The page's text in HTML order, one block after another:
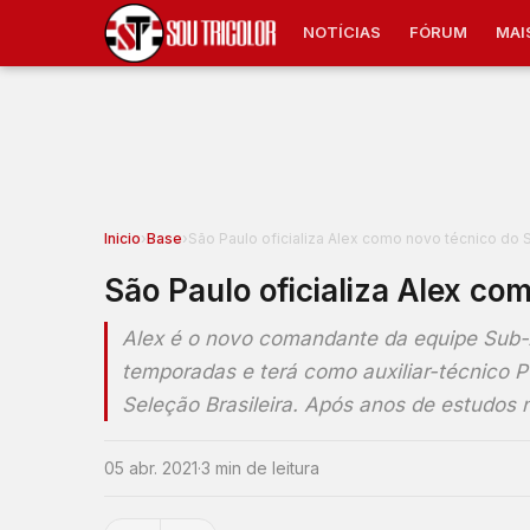
NOTÍCIAS FÓRUM
Inicio›Base›São Paulo oficializa Alex como novo técnico do
São Paulo oficializa Alex
Alex é o novo comandante da equipe
temporadas e terá como auxiliar-técnico
Seleção Brasileira. Após anos de estudos
05 abr. 2021·3 min de leitura